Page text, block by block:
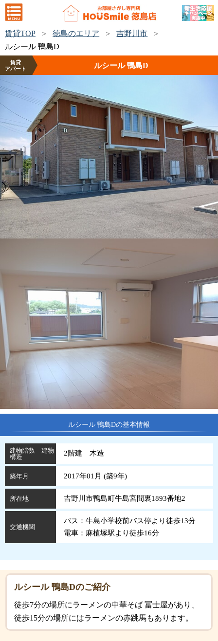
賃貸TOP 徳島のエリア
吉野川市
ルシール 鴨島D
賃貸
アパート
ルシール 鴨島D
ルシール 鴨島Dの基本情報
建物階数 建物
構造
2階建 木造
築年月 2017年01月 (築9年)
所在地 吉野川市鴨島町牛島宮間裏1893番地2
交通機関
バス：牛島小学校前バス停より徒歩13分
電車：麻植塚駅より徒歩16分
ルシール 鴨島Dのご紹介
徒歩7分の場所にラーメンの中華そば 冨士屋があり、
徒歩15分の場所にはラーメンの赤跳馬もあります。